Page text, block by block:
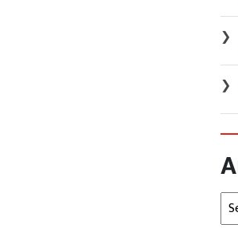
❯
❯